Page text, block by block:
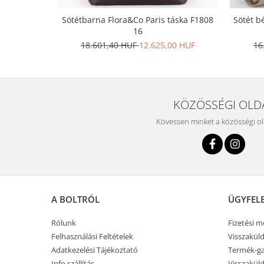
Sötétbarna Flora&Co Paris táska F1808
16
18.601,40 HUF12.625,00 HUF
Sötét
KÖZÖSSÉGI
Kövessen minket a közösségi
A BOLTRÓL
Rólunk
Felhasználási Feltételek
Adatkezelési Tájékoztató
Fizetési
Termék-